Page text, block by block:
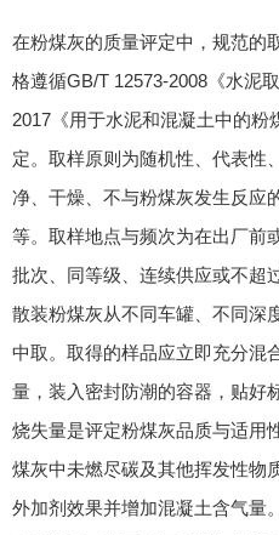
在粉煤灰的质量评定中，规范的
格遵循GB/T 12573-2008《水泥
2017《用于水泥和混凝土中的
定。取样原则为随机性、代表性
净、干燥、不与粉煤灰发生反应
等。取样地点与频次为在出厂前
批次、同等级、连续供应或不超
散装粉煤灰从不同车罐、不同深
中取。取得的样品应立即充分混
量，装入密封防潮的容器，贴好
烧失量是评定粉煤灰品质与适用
煤灰中未燃尽碳及其他挥发性物
外加剂效果并增加混凝土含气量